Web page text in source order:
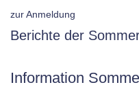
zur Anmeldung
Berichte der
Information